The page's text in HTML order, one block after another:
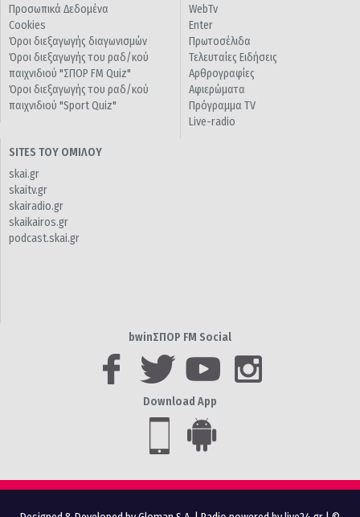
Προσωπικά Δεδομένα
Cookies
Όροι διεξαγωγής διαγωνισμών
Όροι διεξαγωγής του ραδ/κού
παιχνιδιού "ΣΠΟΡ FM Quiz"
Όροι διεξαγωγής του ραδ/κού
παιχνιδιού "Sport Quiz"
WebTv
Enter
Πρωτοσέλιδα
Τελευταίες Ειδήσεις
Αρθρογραφίες
Αφιερώματα
Πρόγραμμα TV
Live-radio
SITES ΤΟΥ ΟΜΙΛΟΥ
skai.gr
skaitv.gr
skairadio.gr
skaikairos.gr
podcast.skai.gr
bwinΣΠΟΡ FM Social
Download App